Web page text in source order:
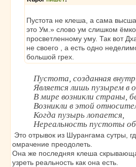
Пустота не клеша, а сама
это Ум.» слово ум слишком
просветленному уму. Так вот
не своего , а есть одно
большой грех.
Пустота, созданная
Является лишь пузырем в
В мире возникли страны,
Возникли в этой
Когда пузырь лопается,
Нереальность пустоты
Это отрывок из Шурангама сутры,
омрачение преодолеть.
Она же последняя клеша
узреть реальность как она есть.